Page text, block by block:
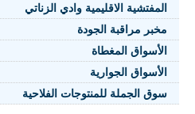
الاقليمية وادي الزناتي
مراقبة الجودة
المغطاة
الجوارية
الجملة للمنتوجات الفلاحية